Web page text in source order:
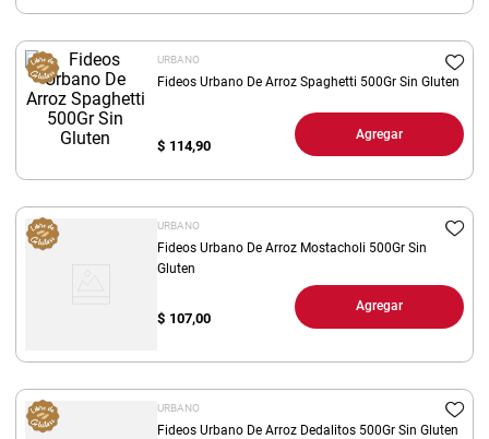
URBANO
Fideos Urbano De Arroz Spaghetti 500Gr Sin Gluten
$ 114,90
Agregar
URBANO
Fideos Urbano De Arroz Mostacholi 500Gr Sin
Gluten
$ 107,00
Agregar
URBANO
Fideos Urbano De Arroz Dedalitos 500Gr Sin Gluten